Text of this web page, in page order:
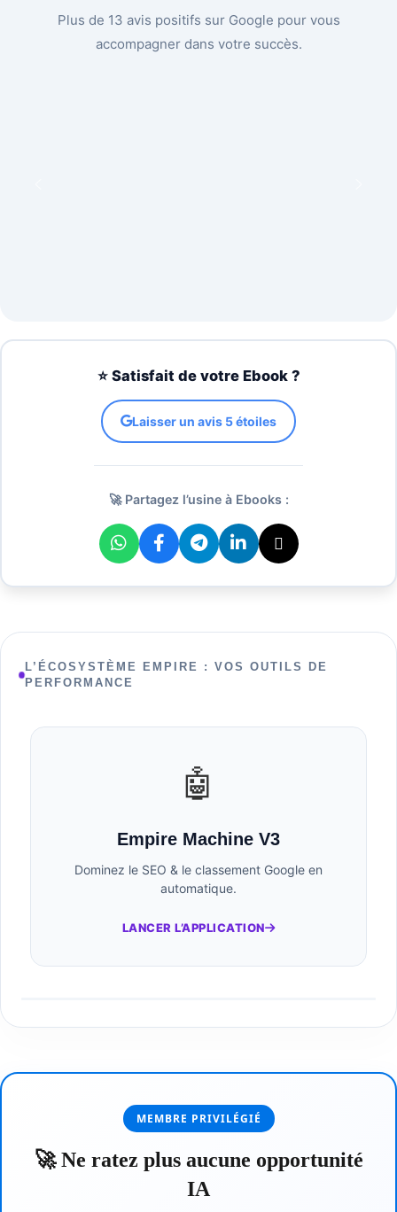
Plus de 13 avis positifs sur Google pour vous
accompagner dans votre succès.
⭐ Satisfait de votre Ebook ?
Laisser un avis 5 étoiles
🚀 Partagez l’usine à Ebooks :
L’ÉCOSYSTÈME EMPIRE : VOS OUTILS DE
PERFORMANCE
🤖
Empire Machine V3
Dominez le SEO & le classement Google en
automatique.
LANCER L’APPLICATION
MEMBRE PRIVILÉGIÉ
🚀 Ne ratez plus aucune opportunité
IA